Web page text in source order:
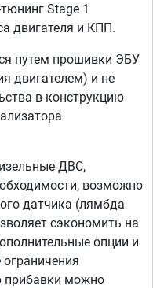
Stage 1
двигателя и КПП.
путем прошивки ЭБУ
двигателем) и не
в конструкцию
ДВС,
возможно
датчика (лямбда
сэкономить на
опции и
прибавки можно